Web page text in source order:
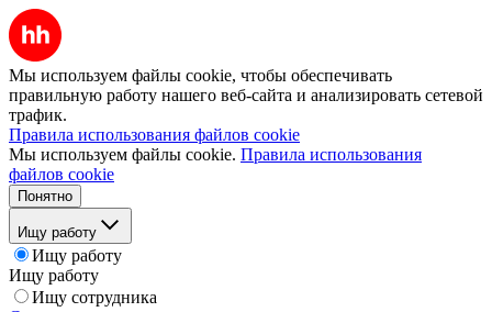
Мы используем файлы cookie, чтобы обеспечивать
правильную работу нашего веб-сайта и анализировать сетевой
трафик.
Правила использования файлов cookie
Мы используем файлы cookie. Правила использования
файлов cookie
Понятно
Ищу работу
Ищу работу
Ищу работу
Ищу сотрудника